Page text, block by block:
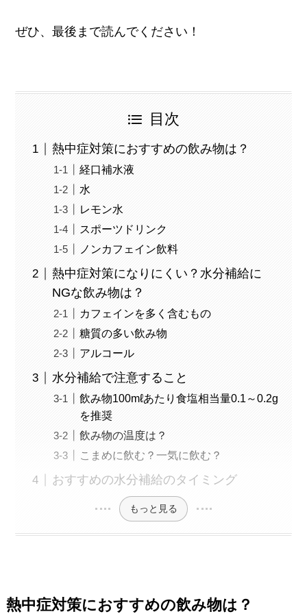
ぜひ、最後まで読んでください！
目次
熱中症対策におすすめの飲み物は？
経口補水液
水
レモン水
スポーツドリンク
ノンカフェイン飲料
熱中症対策になりにくい？水分補給に
NGな飲み物は？
カフェインを多く含むもの
糖質の多い飲み物
アルコール
水分補給で注意すること
飲み物100mℓあたり食塩相当量0.1～0.2g
を推奨
飲み物の温度は？
こまめに飲む？一気に飲む？
おすすめの水分補給のタイミング
もっと見る
熱中症対策におすすめの飲み物は？